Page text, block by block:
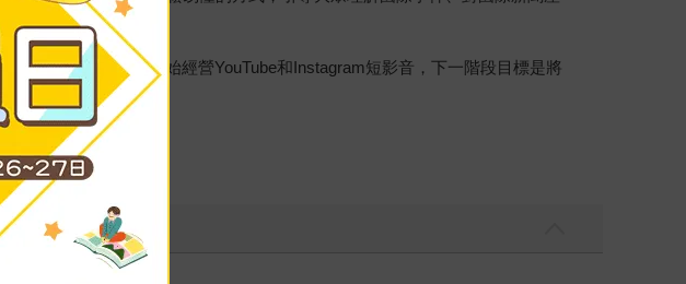
和重視，回國後開始經營YouTube和Instagram短影音，下一階段目標是將